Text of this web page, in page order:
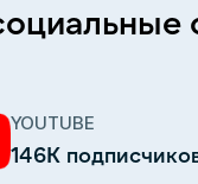
YOUTUBE
146К